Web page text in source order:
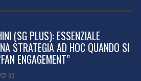
(SG PLUS): ESSENZIALE
STRATEGIA AD HOC QUANDO SI
ENGAGEMENT”
83